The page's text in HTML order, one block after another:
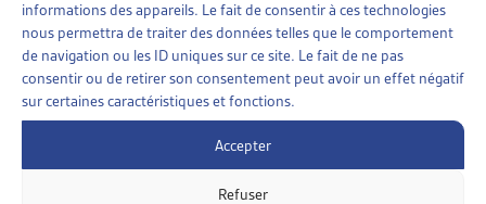
informations des appareils. Le fait de consentir à ces technologies
nous permettra de traiter des données telles que le comportement
de navigation ou les ID uniques sur ce site. Le fait de ne pas
consentir ou de retirer son consentement peut avoir un effet négatif
sur certaines caractéristiques et fonctions.
Accepter
Refuser
LE VALAIS EST LE CANTON ROMAND DONT LE
TAUX D’AIDE SOCIALE EST LE PLUS BAS
Statistique de l’aide sociale 2007 dans le canton du
Valais, OFS, juin 2009